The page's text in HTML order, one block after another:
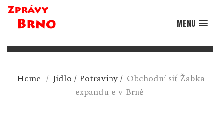
MENU
Home / Jídlo / Potraviny/ Obchodní síť Žabka
expanduje v Brně